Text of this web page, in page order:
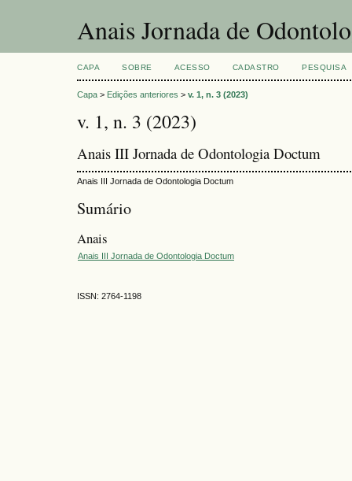
Anais Jornada de
CAPA SOBRE ACESSO CADASTRO PESQUISA
Capa > Edições anteriores > v. 1, n. 3 (2023)
v. 1, n. 3 (2023)
Anais III Jornada de Odontologia Doctum
Anais III Jornada de Odontologia Doctum
Sumário
Anais
Anais III Jornada de Odontologia Doctum
ISSN: 2764-1198